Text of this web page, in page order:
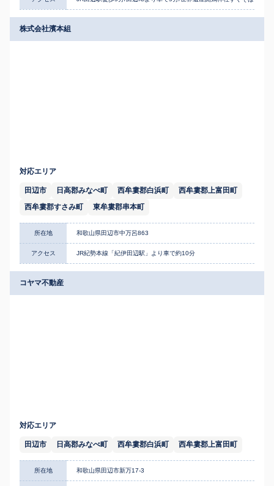
株式会社濱本組
対応エリア
田辺市 日高郡みなべ町 西牟婁郡白浜町
西牟婁郡上富田町
西牟婁郡すさみ町
東牟婁郡串本町
所在地 和歌山県田辺市中万呂863
アクセス JR紀勢本線「紀伊田辺駅」より車で約10分
コヤマ不動産
対応エリア
田辺市 日高郡みなべ町 西牟婁郡白浜町 西牟婁郡上富田町
所在地 和歌山県田辺市新万17-3